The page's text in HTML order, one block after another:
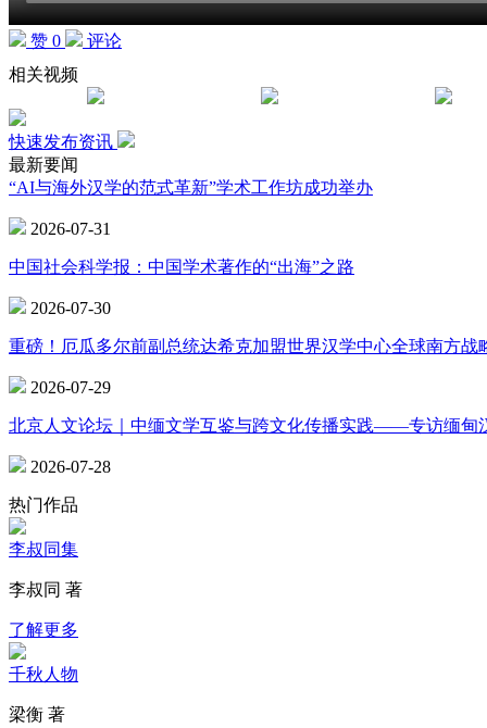
赞 0
评论
相关视频
快速发布资讯
最新要闻
“AI与海外汉学的范式革新”学术工作坊成功举办
2026-07-31
中国社会科学报：中国学术著作的“出海”之路
2026-07-30
重磅！厄瓜多尔前副总统达希克加盟世界汉学中心全球南方战
2026-07-29
北京人文论坛｜中缅文学互鉴与跨文化传播实践——专访缅甸
2026-07-28
热门作品
李叔同集
李叔同 著
了解更多
千秋人物
梁衡 著